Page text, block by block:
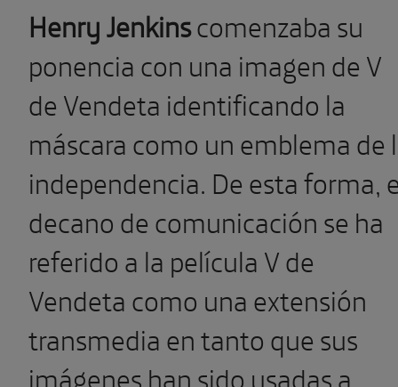
Henry Jenkinscomenzaba su
ponencia con una imagen de V
de Vendeta identificando la
máscara como un emblema de
independencia. De esta forma,
decano de comunicación se ha
referido a la película V de
Vendeta como una extensión
transmedia en tanto que sus
imágenes han sido usadas a